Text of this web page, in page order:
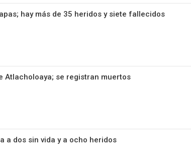
hay más de 35 heridos y siete fallecidos
Atlacholoaya; se registran muertos
a dos sin vida y a ocho heridos